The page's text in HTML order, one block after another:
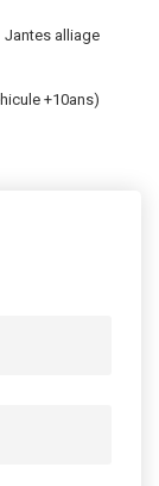
Jantes alliage
+10ans)